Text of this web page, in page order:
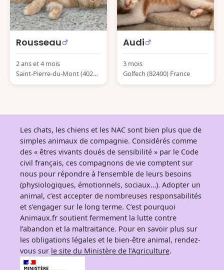
Rousseau
2 ans et 4 mois
Saint-Pierre-du-Mont (4028
0) France
Audi
3 mois
Golfech (82400) France
Les chats, les chiens et les NAC sont bien plus que de
simples animaux de compagnie. Considérés comme
des « êtres vivants doués de sensibilité » par le Code
civil français, ces compagnons de vie comptent sur
nous pour répondre à l’ensemble de leurs besoins
(physiologiques, émotionnels, sociaux…). Adopter un
animal, c’est accepter de nombreuses responsabilités
et s’engager sur le long terme. C’est pourquoi
Animaux.fr soutient fermement la lutte contre
l’abandon et la maltraitance. Pour en savoir plus sur
les obligations légales et le bien-être animal, rendez-
vous sur le site du Ministère de l’Agriculture.